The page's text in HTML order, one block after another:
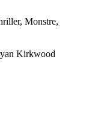
Monstre,
Kirkwood